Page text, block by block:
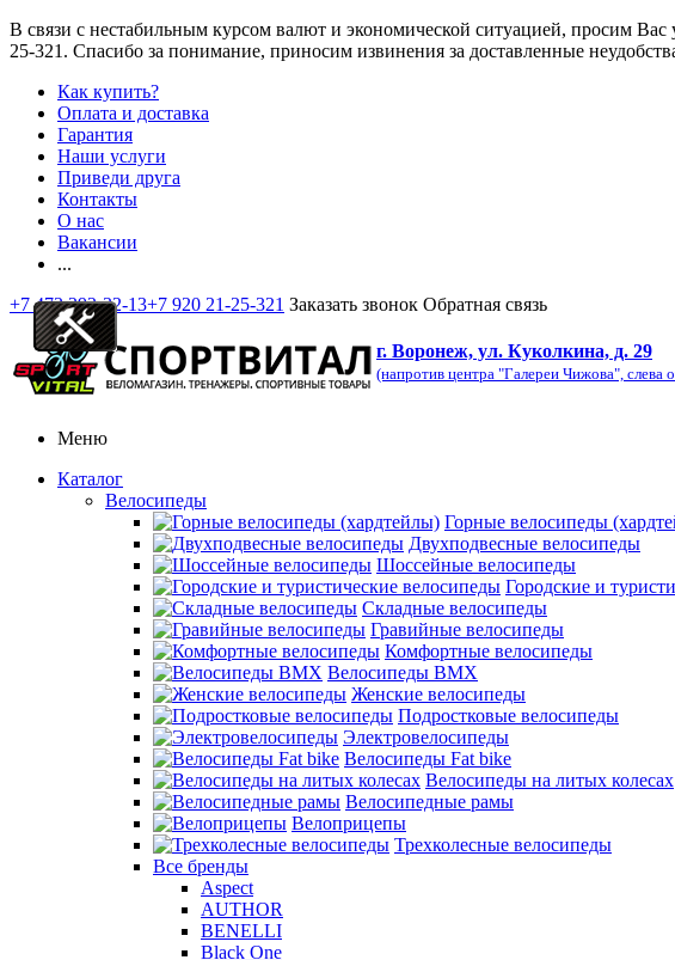
В связи с нестабильным курсом валют и экономической ситуацией, просим
25-321 . Спасибо за понимание, приносим извинения за доставленные
Как купить?
Оплата и доставка
Гарантия
Наши услуги
Приведи друга
Контакты
О нас
Вакансии
...
+7 473 292-32-13+7 920 21-25-321 Заказать звонок Обратная связь
г. Воронеж, ул. Куколкина, д. 29
(напротив центра "Галереи Чижова", слева
Меню
Каталог
Велосипеды
Горные велосипеды
Двухподвесные велосипеды
Шоссейные велосипеды
Городские и
Складные велосипеды
Гравийные велосипеды
Комфортные велосипеды
Велосипеды BMX
Женские велосипеды
Подростковые велосипеды
Электровелосипеды
Велосипеды Fat bike
Велосипеды на литых колесах
Велосипедные рамы
Велоприцепы
Трехколесные велосипеды
Все бренды
Aspect
AUTHOR
BENELLI
Black One